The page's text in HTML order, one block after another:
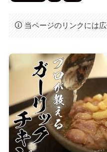
当ページのリンクには